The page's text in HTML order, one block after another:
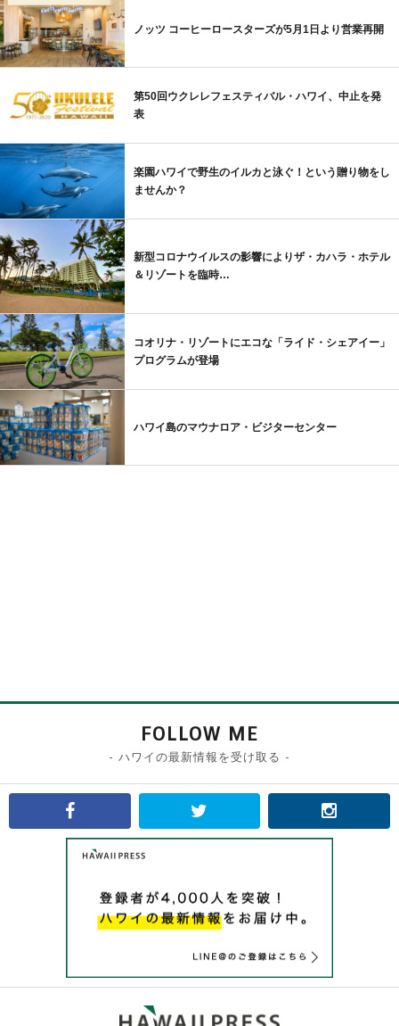
ノッツ コーヒーロースターズが5月1日より営業再開
第50回ウクレレフェスティバル・ハワイ、中止を発
表
楽園ハワイで野生のイルカと泳ぐ！という贈り物をし
ませんか？
新型コロナウイルスの影響によりザ・カハラ・ホテル
＆リゾートを臨時…
コオリナ・リゾートにエコな「ライド・シェアイー」
プログラムが登場
ハワイ島のマウナロア・ビジターセンター
FOLLOW ME
- ハワイの最新情報を受け取る -